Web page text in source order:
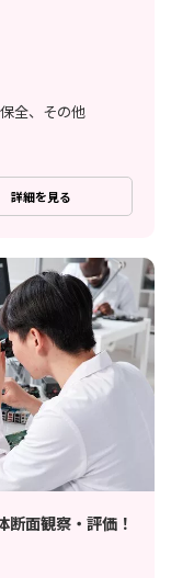
大和町＞
全、その他
詳細を見る
面観察・評価！